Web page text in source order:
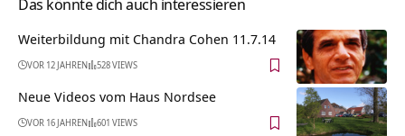
Weiterbildung mit Chandra Cohen 11.7.14
VOR 12 JAHREN 528 VIEWS
Neue Videos vom Haus Nordsee
VOR 16 JAHREN 601 VIEWS